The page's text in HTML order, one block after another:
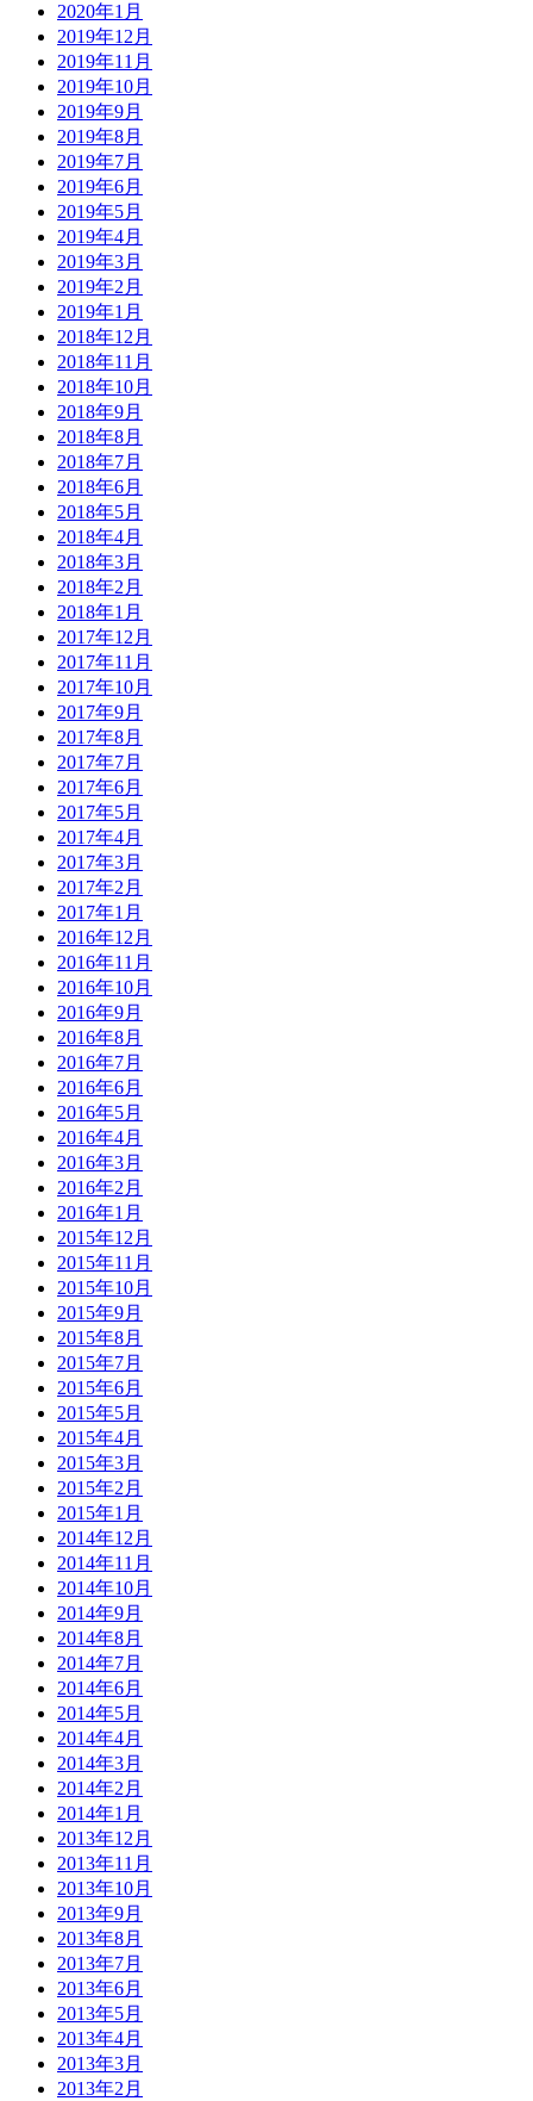
2020年1月
2019年12月
2019年11月
2019年10月
2019年9月
2019年8月
2019年7月
2019年6月
2019年5月
2019年4月
2019年3月
2019年2月
2019年1月
2018年12月
2018年11月
2018年10月
2018年9月
2018年8月
2018年7月
2018年6月
2018年5月
2018年4月
2018年3月
2018年2月
2018年1月
2017年12月
2017年11月
2017年10月
2017年9月
2017年8月
2017年7月
2017年6月
2017年5月
2017年4月
2017年3月
2017年2月
2017年1月
2016年12月
2016年11月
2016年10月
2016年9月
2016年8月
2016年7月
2016年6月
2016年5月
2016年4月
2016年3月
2016年2月
2016年1月
2015年12月
2015年11月
2015年10月
2015年9月
2015年8月
2015年7月
2015年6月
2015年5月
2015年4月
2015年3月
2015年2月
2015年1月
2014年12月
2014年11月
2014年10月
2014年9月
2014年8月
2014年7月
2014年6月
2014年5月
2014年4月
2014年3月
2014年2月
2014年1月
2013年12月
2013年11月
2013年10月
2013年9月
2013年8月
2013年7月
2013年6月
2013年5月
2013年4月
2013年3月
2013年2月